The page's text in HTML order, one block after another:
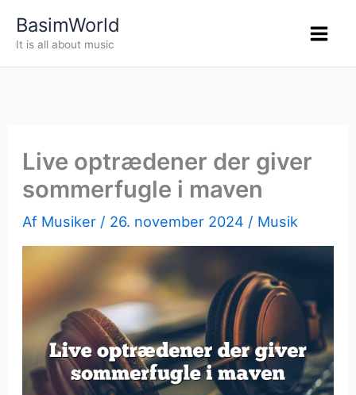
BasimWorld
It is all about music
Live optrædener der giver
sommerfugle i maven
Af Musiker / 26. november 2024 / Musik